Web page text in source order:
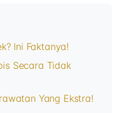
Ini Faktanya!
Secara Tidak
Yang Ekstra!